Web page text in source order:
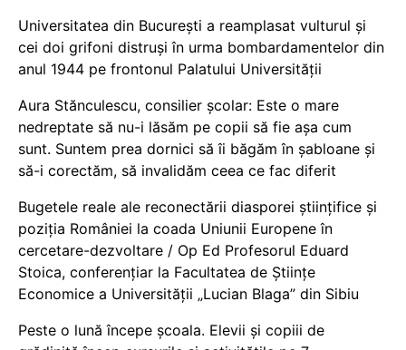
Universitatea din București a reamplasat vulturul și
cei doi grifoni distruși în urma bombardamentelor din
anul 1944 pe frontonul Palatului Universității
Aura Stănculescu, consilier școlar: Este o mare
nedreptate să nu-i lăsăm pe copii să fie așa cum
sunt. Suntem prea dornici să îi băgăm în șabloane și
să-i corectăm, să invalidăm ceea ce fac diferit
Bugetele reale ale reconectării diasporei științifice și
poziția României la coada Uniunii Europene în
cercetare-dezvoltare / Op Ed Profesorul Eduard
Stoica, conferențiar la Facultatea de Științe
Economice a Universității „Lucian Blaga” din Sibiu
Peste o lună începe școala. Elevii și copiii de